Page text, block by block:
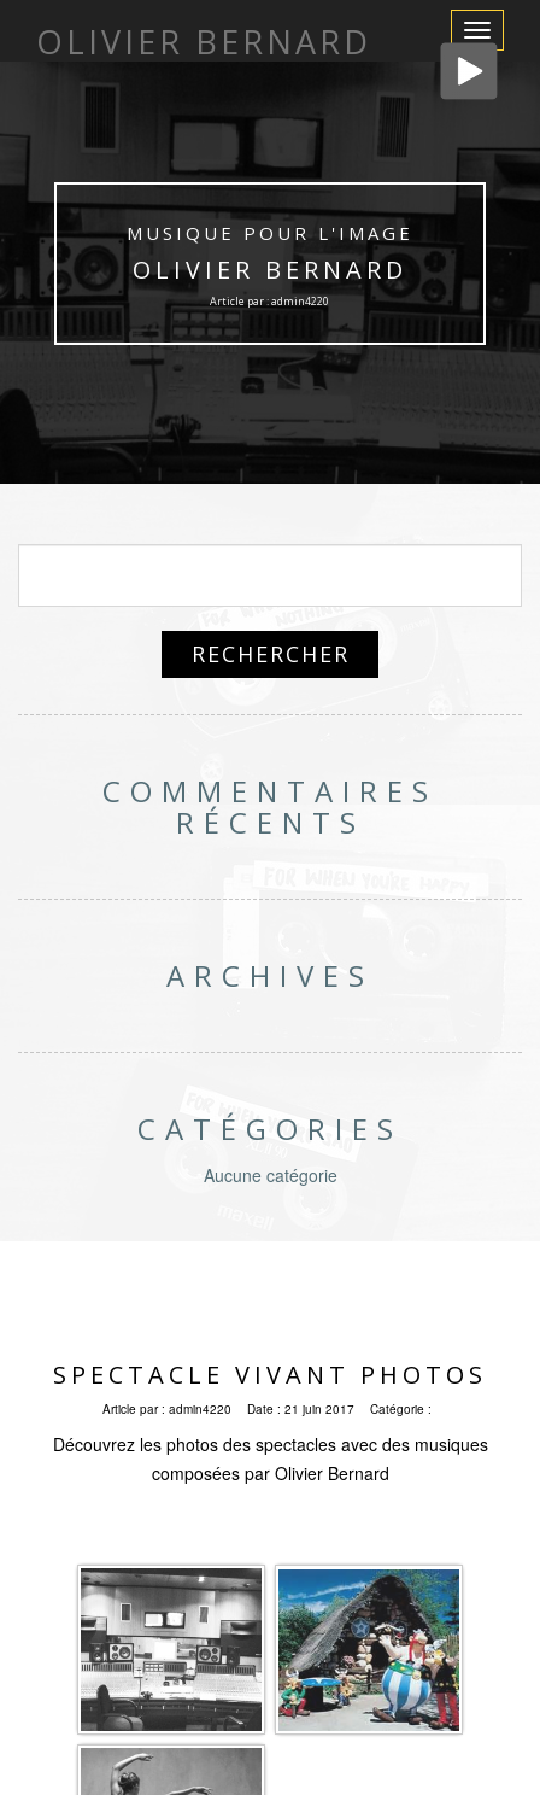
Afficher/
la
navigation
OLIVIER BERNARD
MUSIQUE POUR L'IMAGE
OLIVIER BERNARD
Article par : admin4220
COMMENTAIRES
RÉCENTS
ARCHIVES
CATÉGORIES
Aucune catégorie
SPECTACLE VIVANT PHOTOS
Article par : admin4220 Date : 21 juin 2017 Catégorie :
Découvrez les photos des spectacles avec des musiques
composées par Olivier Bernard